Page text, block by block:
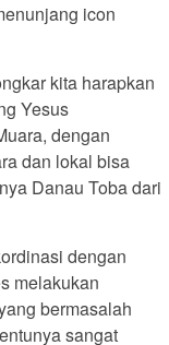
icon
kita harapkan
Yesus
dengan
dan lokal bisa
Danau Toba dari
dengan
melakukan
bermasalah
sangat